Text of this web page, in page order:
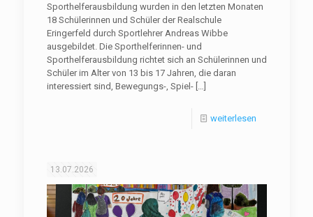
Sporthelferausbildung wurden in den letzten Monaten
18 Schülerinnen und Schüler der Realschule
Eringerfeld durch Sportlehrer Andreas Wibbe
ausgebildet. Die Sporthelferinnen- und
Sporthelferausbildung richtet sich an Schülerinnen und
Schüler im Alter von 13 bis 17 Jahren, die daran
interessiert sind, Bewegungs-, Spiel-[…]
weiterlesen
13.07.2026